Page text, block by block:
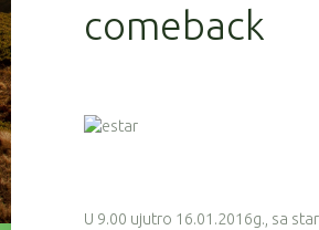
comeback
U 9.00 ujutro 16.01.2016g., sa